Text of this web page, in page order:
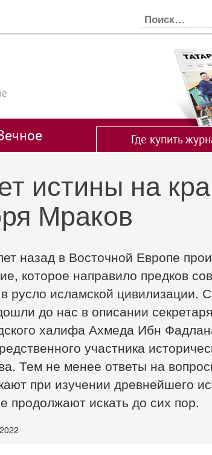
Где купить
истины на
Мраков
назад в Восточной Европе
которое направило предков
русло исламской цивилизации.
до нас в описании
халифа Ахмеда Ибн
участника
Тем не менее ответы на
при изучении древнейшего
продолжают искать до сих пор.